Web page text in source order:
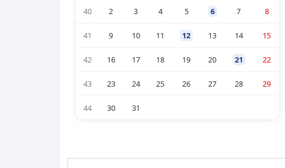
40 2 3 4 5 6 7 8
41 9 10 11 12 13 14 15
42 16 17 18 19 20 21 22
43 23 24 25 26 27 28 29
44 30 31